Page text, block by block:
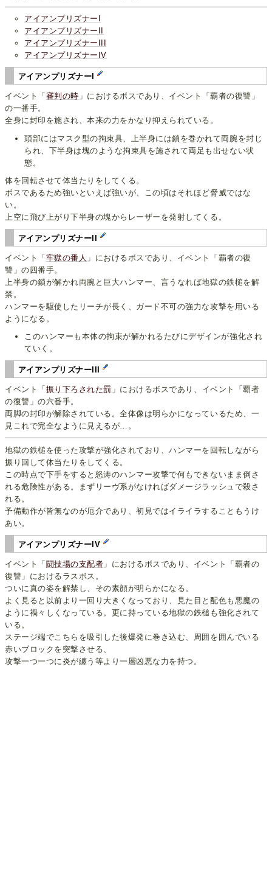
アイアンプリズナーI
アイアンプリズナーII
アイアンプリズナーIII
アイアンプリズナーIV
アイアンプリズナーI
イベント「 審判の時 」におけるボスであり、イベント「覇者の復讐」
の一番手。
全身に封印を施され、本来の力をかなり抑えられている。
頭部にはマスク型の拘束具、上半身には鎖を巻かれて両腕を封じ
られ、下半身は塊のような拘束具を施されて両足も出せない状
態。
体を回転させて体当たりをしてくる。
ボスであるため強いといえば強いが、この頃はそれほど脅威ではな
い。
上空に飛び上がり下半身の塊からレーザーを発射してくる。
アイアンプリズナーII
イベント「 牢獄の番人 」におけるボスであり、イベント「覇者の復
讐」の四番手。
上半身の鎖が解かれ両腕と巨大ハンマー、言うなれば地獄の鉄槌を解
禁。
ハンマーを駆使したリーチが長く、ガード不可の強力な攻撃を用いる
ようになる。
このハンマーも本体の拘束が解かれるたびにデザインが強化され
ていく。
アイアンプリズナーIII
イベント「 振り下ろされた罰 」におけるボスであり、イベント「覇者
の復讐」の六番手。
両脚の封印が解除されている。全体像は明らかになっているため、一
見これで完全なように見えるが…。
地獄の鉄槌を使った攻撃が強化されており、ハンマーを回転しながら
振り回して体当たりをしてくる。
この時点で下手をすると怒涛のハンマー攻撃で何もできないまま倒さ
れる危険性がある。まずリーヴ系がなければダメージラッシュで殺さ
れる。
予備動作が皆無なのが厄介であり、初見ではイライラすることもうけ
あい。
アイアンプリズナーIV
イベント「 闘技場の支配者 」におけるボスであり、イベント「覇者の
復讐」におけるラスボス。
ついに真の姿を解禁し、その素顔が明らかになる。
よく見ると以前より一回り大きくなっており、見た目と配色も悪魔の
ように禍々しくなっている。更に持っている地獄の鉄槌も強化されて
いる。
ステージ端でこちらを吸引した後爆発に巻き込む、周囲を囲んでいる
赤いブロックを突撃させる、
攻撃一つ一つに炎が纏う等より一層凶悪な力を持つ。